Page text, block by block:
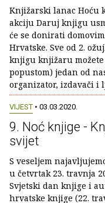
Knjižarski lanac Hoću
akciju Daruj knjigu
će se donirati
Hrvatske. Sve od 2.
knjigu knjižaru
popustom) jedan od
organizator, izdavači i
VIJEST • 03.03.2020.
9. Noć knjige -
svijet
S veseljem
u četvrtak 23. travnja
Svjetski dan knjige i
hrvatske knjige (22.